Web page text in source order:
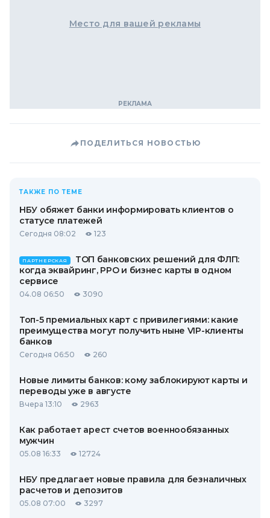
Место для вашей рекламы
ПОДЕЛИТЬСЯ НОВОСТЬЮ
ТАКЖЕ ПО ТЕМЕ
НБУ обяжет банки информировать клиентов о
статусе платежей
Сегодня 08:02 123
ПАРТНЕРСКАЯ
ТОП банковских решений для ФЛП:
когда эквайринг, РРО и бизнес карты в одном
сервисе
04.08 06:50 3090
Топ-5 премиальных карт с привилегиями: какие
преимущества могут получить ныне VIP-клиенты
банков
Сегодня 06:50 260
Новые лимиты банков: кому заблокируют карты и
переводы уже в августе
Вчера 13:10 2963
Как работает арест счетов военнообязанных
мужчин
05.08 16:33 12724
НБУ предлагает новые правила для безналичных
расчетов и депозитов
05.08 07:00 3297